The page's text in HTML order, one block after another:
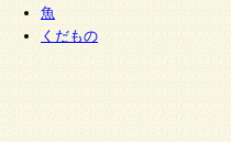
魚
くだもの